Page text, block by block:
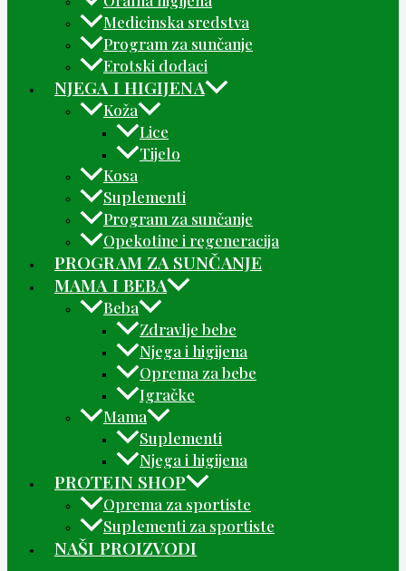
Medicinska sredstva
Program za sunčanje
Erotski dodaci
NJEGA I HIGIJENA
Koža
Lice
Tijelo
Kosa
Suplementi
Program za sunčanje
Opekotine i regeneracija
PROGRAM ZA SUNČANJE
MAMA I BEBA
Beba
Zdravlje bebe
Njega i higijena
Oprema za bebe
Igračke
Mama
Suplementi
Njega i higijena
PROTEIN SHOP
Oprema za sportiste
Suplementi za sportiste
NAŠI PROIZVODI